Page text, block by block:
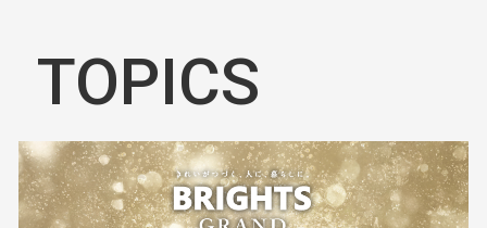
TOPICS